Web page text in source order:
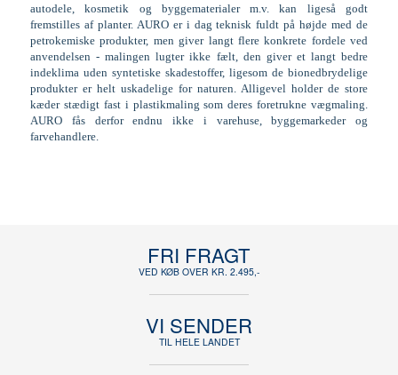
autodele, kosmetik og byggematerialer m.v. kan ligeså godt
fremstilles af planter. AURO er i dag teknisk fuldt på højde med de
petrokemiske produkter, men giver langt flere konkrete fordele ved
anvendelsen - malingen lugter ikke fælt, den giver et langt bedre
indeklima uden syntetiske skadestoffer, ligesom de bionedbrydelige
produkter er helt uskadelige for naturen. Alligevel holder de store
kæder stædigt fast i plastikmaling som deres foretrukne vægmaling.
AURO fås derfor endnu ikke i varehuse, byggemarkeder og
farvehandlere.
FRI FRAGT
VED KØB OVER KR. 2.495,-
VI SENDER
TIL HELE LANDET